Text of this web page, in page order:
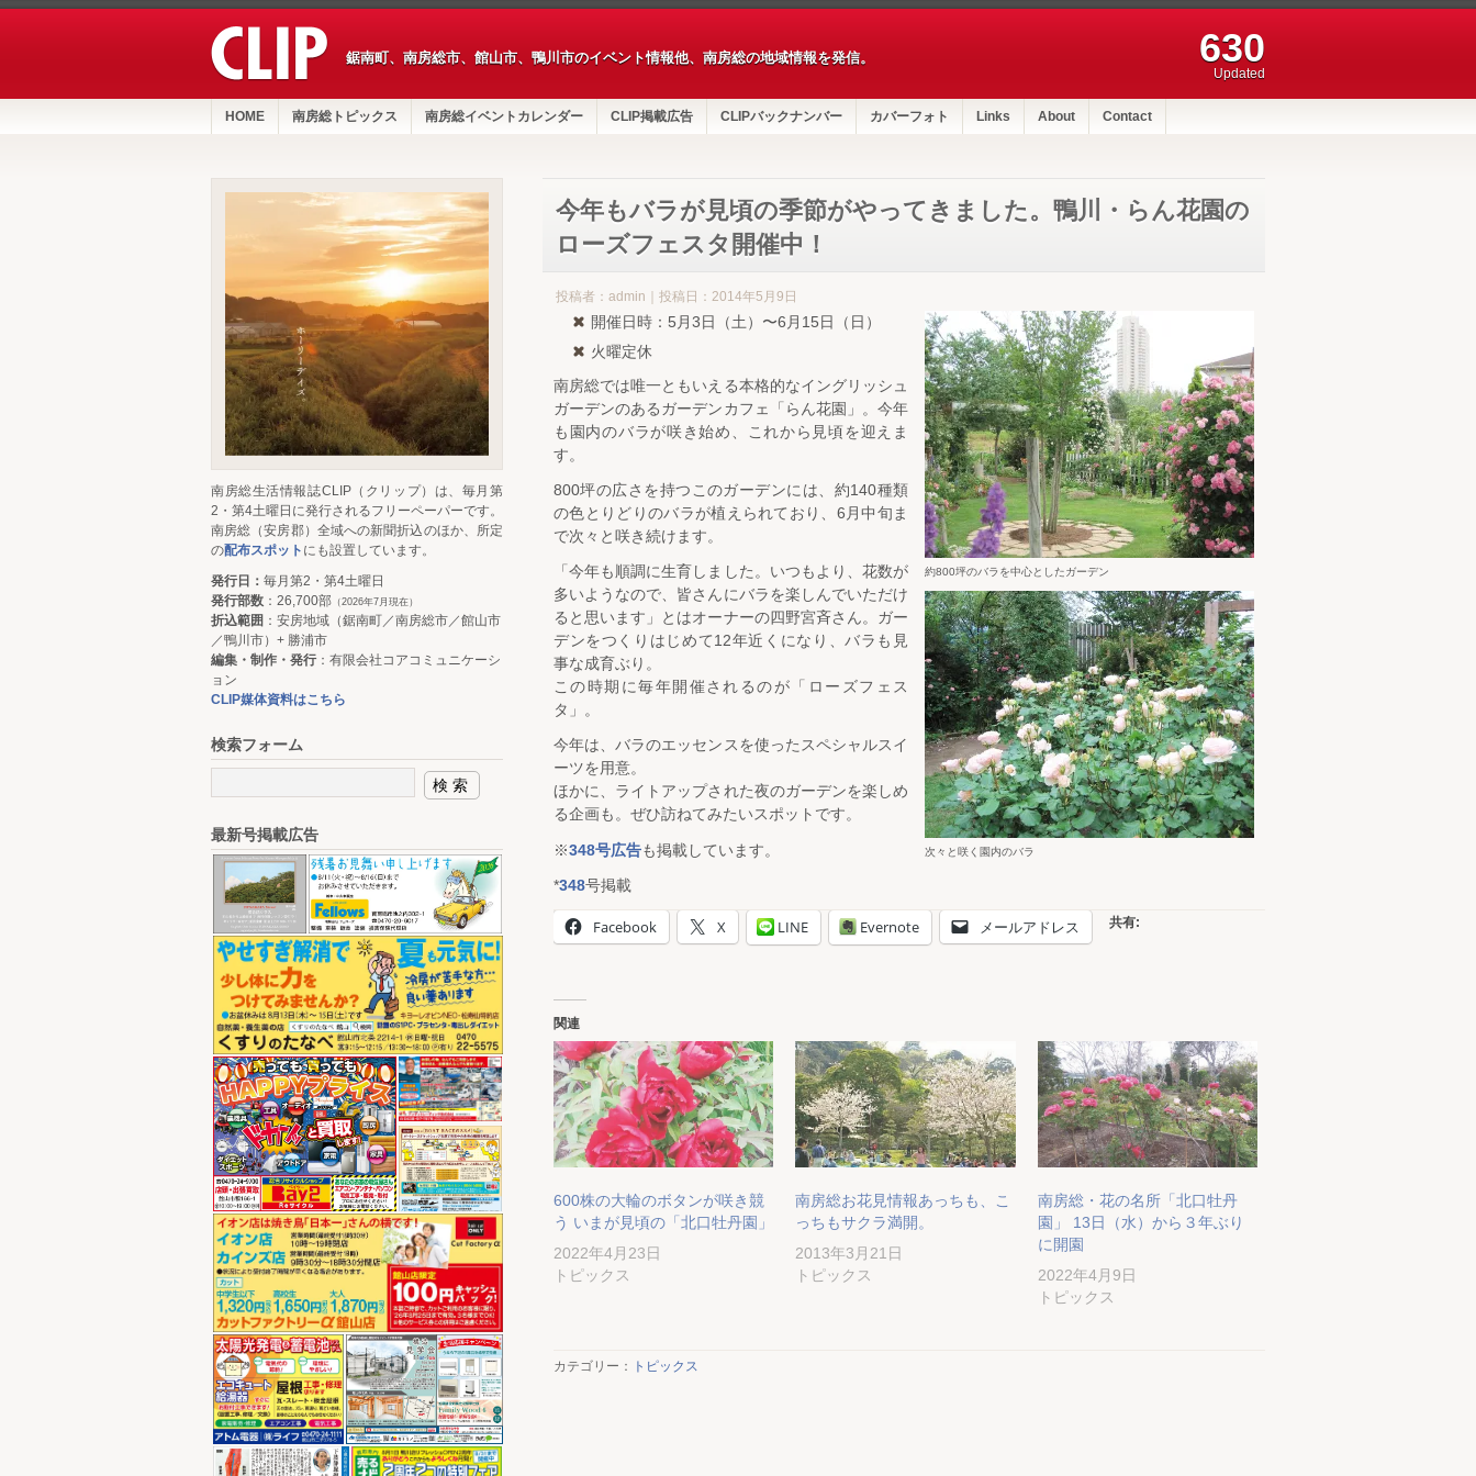
鋸南町、南房総市、館山市、鴨川市のイベント情報他、南房総の地域情報を発信。 630
Updated
HOME 南房総トピックス 南房総イベントカレンダー CLIP掲載広告 CLIPバックナンバー カバーフォト Links About Contact
今年もバラが見頃の季節がやってきました。鴨川・らん花園の
ローズフェスタ開催中！
投稿者：admin｜投稿日：2014年5月9日
約800坪のバラを中心としたガーデン
次々と咲く園内のバラ
開催日時：5月3日（土）〜6月15日（日）
火曜定休
南房総では唯一ともいえる本格的なイングリッシュ
ガーデンのあるガーデンカフェ「らん花園」。今年
も園内のバラが咲き始め、これから見頃を迎えま
す。
800坪の広さを持つこのガーデンには、約140種類
の色とりどりのバラが植えられており、6月中旬ま
で次々と咲き続けます。
「今年も順調に生育しました。いつもより、花数が
多いようなので、皆さんにバラを楽しんでいただけ
ると思います」とはオーナーの四野宮斉さん。ガー
デンをつくりはじめて12年近くになり、バラも見
事な成育ぶり。
この時期に毎年開催されるのが「ローズフェス
タ」。
今年は、バラのエッセンスを使ったスペシャルスイ
ーツを用意。
ほかに、ライトアップされた夜のガーデンを楽しめ
る企画も。ぜひ訪ねてみたいスポットです。
※348号広告も掲載しています。
*348号掲載
共有:
Facebook X LINE Evernote メールアドレス
関連
600株の大輪のボタンが咲き競
う いまが見頃の「北口牡丹園」
2022年4月23日
トピックス
南房総お花見情報あっちも、こ
っちもサクラ満開。
2013年3月21日
トピックス
南房総・花の名所「北口牡丹
園」 13日（水）から３年ぶり
に開園
2022年4月9日
トピックス
カテゴリー： トピックス
南房総生活情報誌CLIP（クリップ）は、毎月第
2・第4土曜日に発行されるフリーペーパーです。
南房総（安房郡）全域への新聞折込のほか、所定
の配布スポット にも設置しています。
発行日： 毎月第2・第4土曜日
発行部数 ：26,700部 （2026年7月現在）
折込範囲 ：安房地域（鋸南町／南房総市／館山市
／鴨川市）+ 勝浦市
編集・制作・発行：有限会社コアコミュニケーシ
ョン
CLIP媒体資料はこちら
検索フォーム
最新号掲載広告